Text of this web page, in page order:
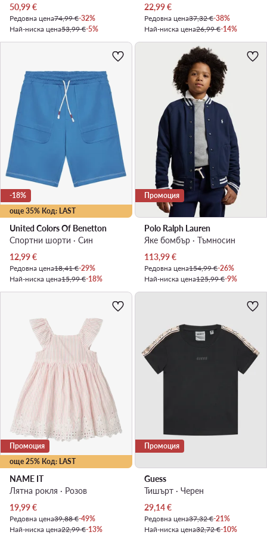
Актуална цена
50,99€
Редовна цена74,99 €-32%
Най-ниска цена53,99 €-5%
Актуална цена
22,99€
Редовна цена37,32 €-38%
Най-ниска цена26,99 €-14%
още 35% Код: LAST
-18%
United Colors Of Benetton
Спортни шорти · Син
Актуална цена
12,99€
Редовна цена18,41 €-29%
Най-ниска цена15,99 €-18%
Промоция
Polo Ralph Lauren
Яке бомбър · Тъмносин
Актуална цена
113,99€
Редовна цена154,99 €-26%
Най-ниска цена125,99 €-9%
още 25% Код: LAST
Промоция
NAME IT
Лятна рокля · Розов
Актуална цена
19,99€
Редовна цена39,88 €-49%
Най-ниска цена22,99 €-13%
Промоция
Guess
Тишърт · Черен
Актуална цена
29,14€
Редовна цена37,32 €-21%
Най-ниска цена32,72 €-10%